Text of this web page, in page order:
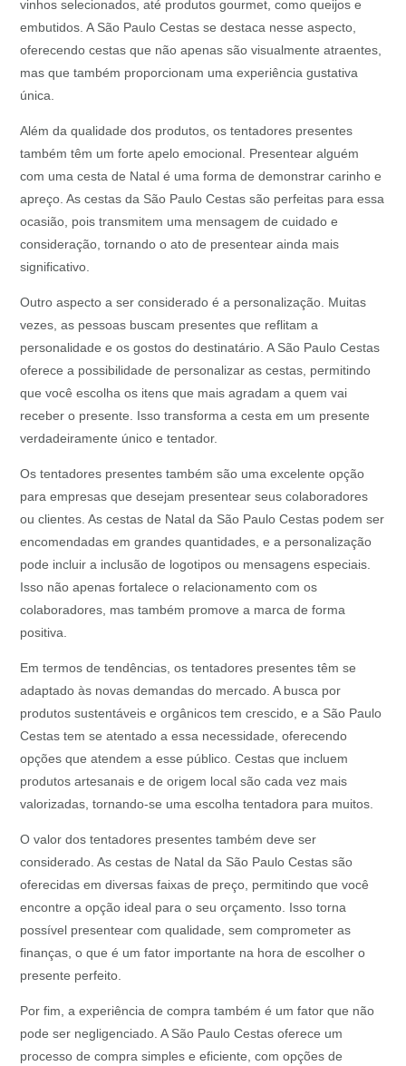
vinhos selecionados, até produtos gourmet, como queijos e
embutidos. A São Paulo Cestas se destaca nesse aspecto,
oferecendo cestas que não apenas são visualmente atraentes,
mas que também proporcionam uma experiência gustativa
única.
Além da qualidade dos produtos, os tentadores presentes
também têm um forte apelo emocional. Presentear alguém
com uma cesta de Natal é uma forma de demonstrar carinho e
apreço. As cestas da São Paulo Cestas são perfeitas para essa
ocasião, pois transmitem uma mensagem de cuidado e
consideração, tornando o ato de presentear ainda mais
significativo.
Outro aspecto a ser considerado é a personalização. Muitas
vezes, as pessoas buscam presentes que reflitam a
personalidade e os gostos do destinatário. A São Paulo Cestas
oferece a possibilidade de personalizar as cestas, permitindo
que você escolha os itens que mais agradam a quem vai
receber o presente. Isso transforma a cesta em um presente
verdadeiramente único e tentador.
Os tentadores presentes também são uma excelente opção
para empresas que desejam presentear seus colaboradores
ou clientes. As cestas de Natal da São Paulo Cestas podem ser
encomendadas em grandes quantidades, e a personalização
pode incluir a inclusão de logotipos ou mensagens especiais.
Isso não apenas fortalece o relacionamento com os
colaboradores, mas também promove a marca de forma
positiva.
Em termos de tendências, os tentadores presentes têm se
adaptado às novas demandas do mercado. A busca por
produtos sustentáveis e orgânicos tem crescido, e a São Paulo
Cestas tem se atentado a essa necessidade, oferecendo
opções que atendem a esse público. Cestas que incluem
produtos artesanais e de origem local são cada vez mais
valorizadas, tornando-se uma escolha tentadora para muitos.
O valor dos tentadores presentes também deve ser
considerado. As cestas de Natal da São Paulo Cestas são
oferecidas em diversas faixas de preço, permitindo que você
encontre a opção ideal para o seu orçamento. Isso torna
possível presentear com qualidade, sem comprometer as
finanças, o que é um fator importante na hora de escolher o
presente perfeito.
Por fim, a experiência de compra também é um fator que não
pode ser negligenciado. A São Paulo Cestas oferece um
processo de compra simples e eficiente, com opções de